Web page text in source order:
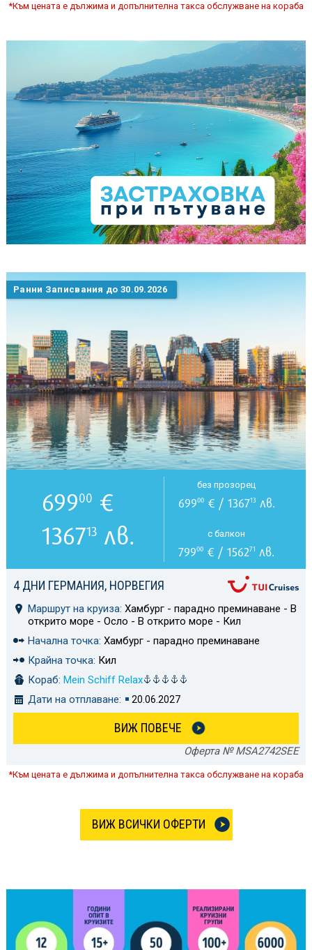
*Към цената е дължима и допълнителна такса обслужване на кораба
Ранни Записвания до 30.09.2026
4 ДНИ ГЕРМАНИЯ, НОРВЕГИЯ
Маршрут на круиза: Хамбург - парадно преминаване - В
открито море - Осло - В открито море - Кил
Начална точка: Хамбург - парадно преминаване
Крайна точка: Кил
Кораб: Mein Schiff Relax
Дати на отплаване:
20.06.2027
ВИЖ ПОВЕЧЕ
Оферта № MSA2742SEE
69900 €
136713 лв.
без прозорец
69900€ / 136713лв.
с балкон
79900 € / 156271 лв.
*Към цената е дължима и допълнителна такса обслужване на кораба
ВИЖ ВСИЧКИ ОФЕРТИ